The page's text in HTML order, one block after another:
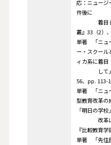
応：ニュージ
件後に
着目して
叢』33（2）
単著 「ニュ
ー・スクール
ィカ系に着目
して」
56、pp. 113-
単著 「ニュ
型教育改革の
「明日の学校」
改革にお
『比較教育
単著 「先住